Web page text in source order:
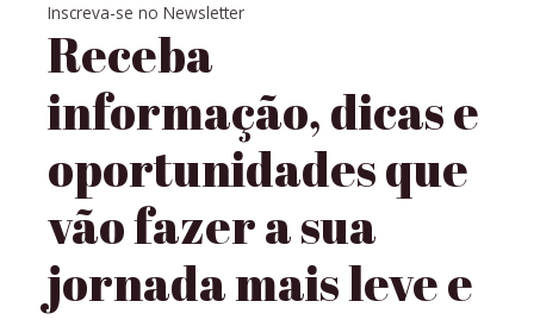
Inscreva-se no Newsletter
Receba
informação, dicas e
oportunidades que
vão fazer a sua
jornada mais leve e